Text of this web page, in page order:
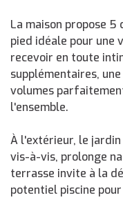
La maison propose 5
pied idéale pour une
recevoir en toute
supplémentaires,
volumes
l'ensemble.
À l'extérieur, le jardin
vis-à-vis, prolonge
terrasse invite à la
potentiel piscine